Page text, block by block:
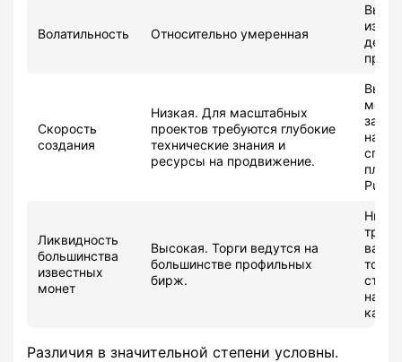
Волатильность Относительно умеренная
Скорость
создания
Низкая. Для масштабных
проектов требуются глубокие
технические знания и
ресурсы на продвижение.
мем-
за
на
Pump
Ликвидность
большинства
известных
монет
Высокая. Торги ведутся на
большинстве профильных
бирж.
Различия в значительной степени условны.